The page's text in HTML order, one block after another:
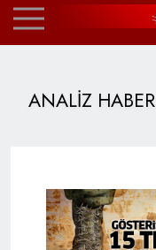
ANALİZ HABER